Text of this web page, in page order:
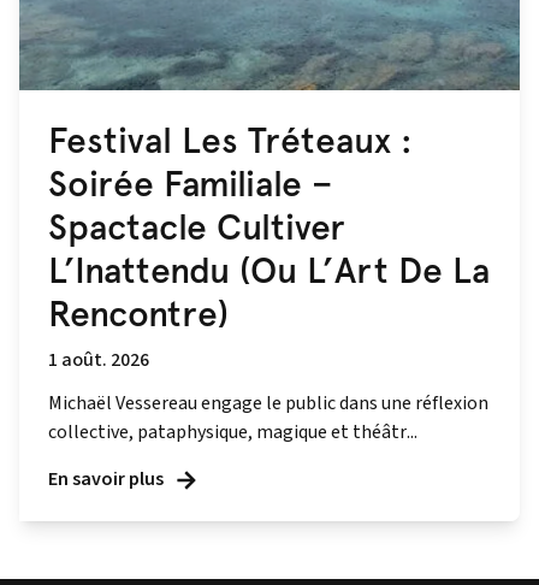
Festival Les Tréteaux :
Soirée Familiale –
Spactacle Cultiver
L’Inattendu (Ou L’Art De La
Rencontre)
1 août. 2026
Michaël Vessereau engage le public dans une réflexion
collective, pataphysique, magique et théâtr...
En savoir plus